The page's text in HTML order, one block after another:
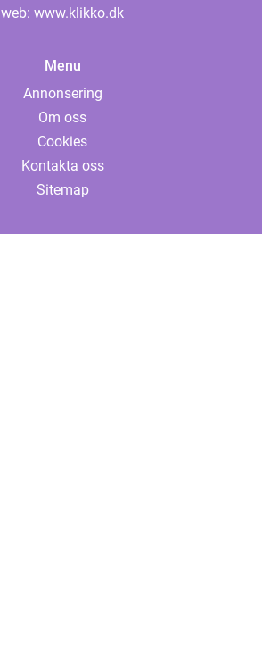
web: www.klikko.dk
Menu
Annonsering
Om oss
Cookies
Kontakta oss
Sitemap